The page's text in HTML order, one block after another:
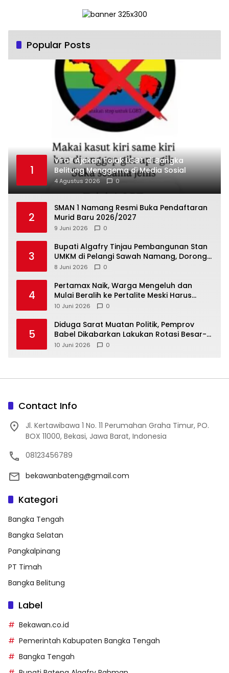
Popular Posts
1
Viral! Ajakan Tolak LGBT di Bangka
Belitung Menggema di Media Sosial
4 Agustus 2026 0
2
SMAN 1 Namang Resmi Buka Pendaftaran
Murid Baru 2026/2027
9 Juni 2026 0
3
‎Bupati Algafry Tinjau Pembangunan Stan
UMKM di Pelangi Sawah Namang, Dorong
Wisata dan Ekonomi Lokal Kian Tertata
8 Juni 2026 0
4
‎Pertamax Naik, Warga Mengeluh dan
Mulai Beralih ke Pertalite Meski Harus
10 Juni 2026 0
5
‎Diduga Sarat Muatan Politik, Pemprov
Babel Dikabarkan Lakukan Rotasi Besar-
10 Juni 2026 0
Contact Info
Jl. Kertawibawa 1 No. 11 Perumahan Graha Timur, PO.
BOX 11000, Bekasi, Jawa Barat, Indonesia
08123456789
bekawanbateng@gmail.com
Kategori
Bangka Tengah
Bangka Selatan
Pangkalpinang
PT Timah
Bangka Belitung
Label
Bekawan.co.id
Pemerintah Kabupaten Bangka Tengah
Bangka Tengah